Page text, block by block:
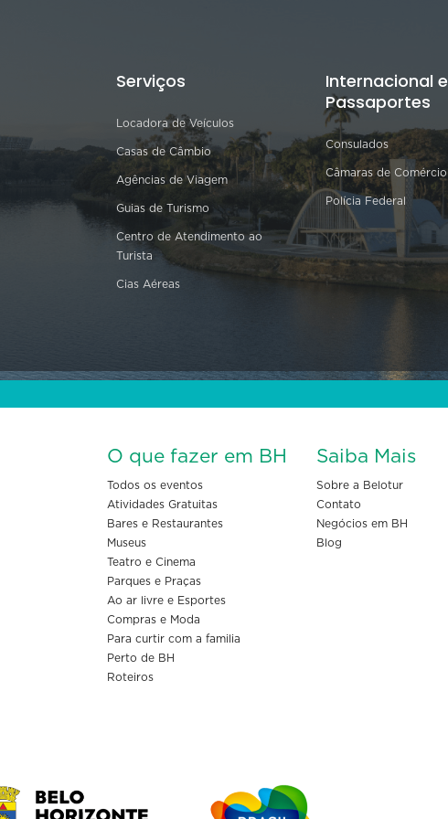
Serviços
Locadora de Veículos
Casas de Câmbio
Agências de Viagem
Guias de Turismo
Centro de Atendimento ao
Turista
Cias Aéreas
Internacional e
Passaportes
Consulados
Câmaras de Comércio
Polícia Federal
O que fazer em BH
Todos os eventos
Atividades Gratuitas
Bares e Restaurantes
Museus
Teatro e Cinema
Parques e Praças
Ao ar livre e Esportes
Compras e Moda
Para curtir com a familia
Perto de BH
Roteiros
Saiba Mais
Sobre a Belotur
Contato
Negócios em BH
Blog